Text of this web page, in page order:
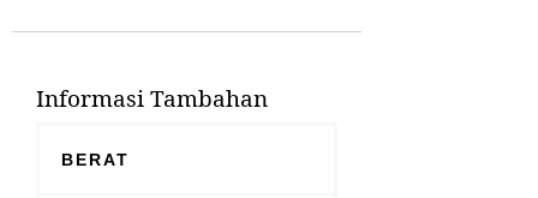
Informasi Tambahan
BERAT